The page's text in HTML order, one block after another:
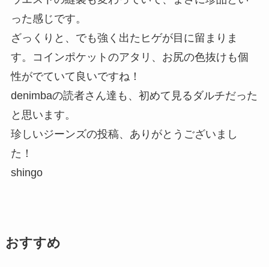
った感じです。
ざっくりと、でも強く出たヒゲが目に留まりま
す。コインポケットのアタリ、お尻の色抜けも個
性がでていて良いですね！
denimbaの読者さん達も、初めて見るダルチだった
と思います。
珍しいジーンズの投稿、ありがとうございまし
た！
shingo
おすすめ